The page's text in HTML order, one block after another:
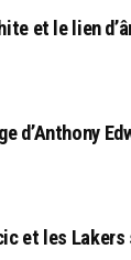
et le lien
d’Anthony
et les